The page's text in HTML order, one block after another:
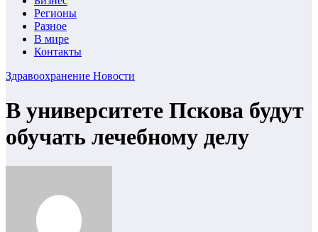
Регионы
Разное
В мире
Контакты
Здравоохранение Новости
В университете Пскова будут
обучать лечебному делу